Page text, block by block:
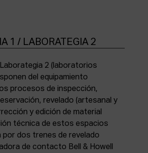
1 / LABORATEGIA 2
2 (laboratorios
del equipamiento
procesos de inspección,
revelado (artesanal y
y edición de material
técnica de estos espacios
dos trenes de revelado
de contacto Bell & Howell